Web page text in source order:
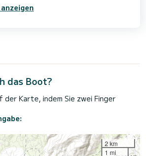
das Boot?
der Karte, indem Sie zwei Finger
2 km
1 mi